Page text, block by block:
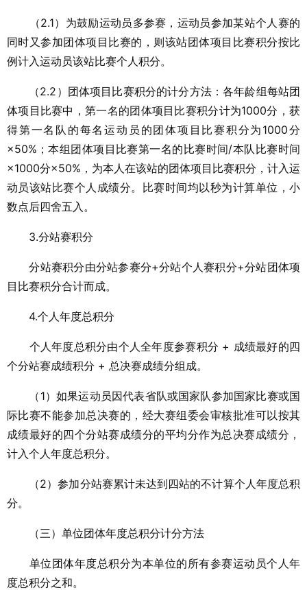
（2.1）为鼓励运动员多参赛，运动员参加某站个人赛的
同时又参加团体项目比赛的，则该站团体项目比赛积分按比
例计入运动员该站比赛个人积分。
（2.2）团体项目比赛积分的计分方法：各年龄组每站团
体项目比赛中，第一名的团体项目比赛积分计为1000分，获
得第一名队的每名运动员的团体项目比赛积分为1000分
×50%；本组团体项目比赛第一名的比赛时间/本队比赛时间
×1000分×50%，为本人在该站的团体项目比赛积分，计入运
动员该站比赛个人成绩分。比赛时间均以秒为计算单位，小
数点后四舍五入。
3.分站赛积分
分站赛积分由分站参赛分+分站个人赛积分+分站团体项
目比赛积分合计而成。
4.个人年度总积分
个人年度总积分由个人全年度参赛积分 + 成绩最好的四
个分站赛成绩积分 + 总决赛成绩分组成。
（1）如果运动员因代表省队或国家队参加国家比赛或国
际比赛不能参加总决赛的，经大赛组委会审核批准可以按其
成绩最好的四个分站赛成绩分的平均分作为总决赛成绩分，
计入个人年度总积分。
（2）参加分站赛累计未达到四站的不计算个人年度总积
分。
（三）单位团体年度总积分计分方法
单位团体年度总积分为本单位的所有参赛运动员个人年
度总积分之和。